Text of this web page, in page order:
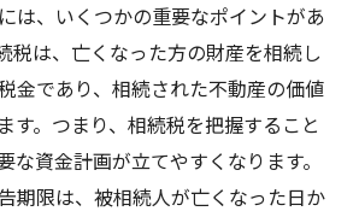
は、いくつかの重要なポイントがあ
税は、亡くなった方の財産を相続し
金であり、相続された不動産の価値
す。つまり、相続税を把握すること
な資金計画が立てやすくなります。
期限は、被相続人が亡くなった日か